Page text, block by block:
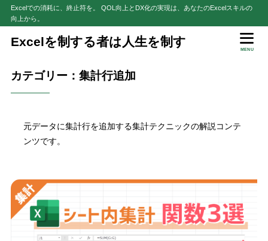
Excelでの消耗に、終止符を。 QOL向上とDX化の実現は、あなたのExcelスキルの
向上から。
Excelを制する者は人生を制す
MENU
カテゴリー：集計行追加
元データに集計行を追加する集計テクニックの解説コンテ
ンツです。